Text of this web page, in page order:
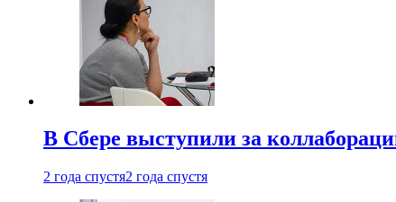
В Сбере выступили за
2 года спустя2 года спустя